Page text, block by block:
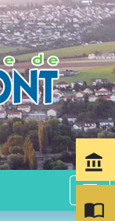
menu
account_balance
import_contacts